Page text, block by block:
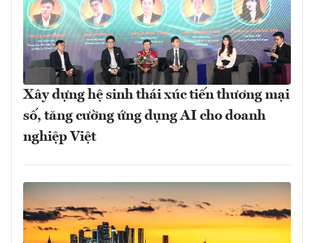
Xây dựng hệ sinh thái xúc tiến thương mại
số, tăng cường ứng dụng AI cho doanh
nghiệp Việt